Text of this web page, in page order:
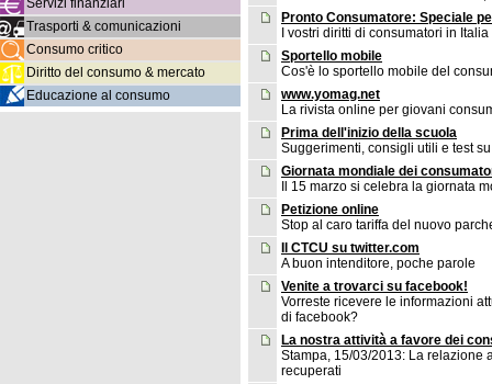
Servizi finanziari
Trasporti & comunicazioni
Consumo critico
Diritto del consumo & mercato
Educazione al consumo
Pronto Consumatore: Speciale
I vostri diritti di consumatori in Italia
Sportello mobile
Cos'è lo sportello mobile del
www.yomag.net
La rivista online per giovani
Prima dell'inizio della scuola
Suggerimenti, consigli utili e test
Giornata mondiale dei
Il 15 marzo si celebra la giornata
Petizione online
Stop al caro tariffa del nuovo
Il CTCU su twitter.com
A buon intenditore, poche parole
Venite a trovarci su facebook!
Vorreste ricevere le informazioni
di facebook?
La nostra attività a favore dei
Stampa, 15/03/2013: La relazione
recuperati